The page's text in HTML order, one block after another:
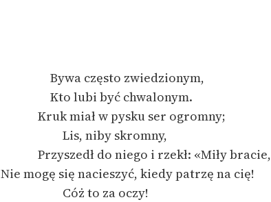
Bywa często zwiedzionym,
Kto lubi być chwalonym.
Kruk miał w pysku ser ogromny;
Lis, niby skromny,
Przyszedł do niego i rzekł: «Miły bracie,
Nie mogę się nacieszyć, kiedy patrzę na cię!
Cóż to za oczy!